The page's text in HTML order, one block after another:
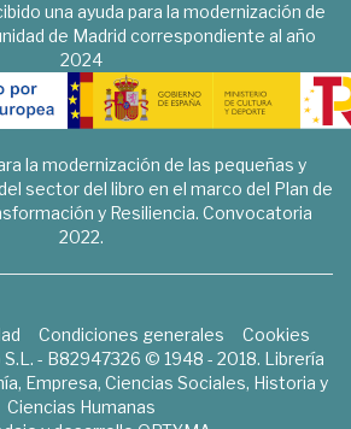
una ayuda para la modernización de
de Madrid correspondiente al año
2024
la modernización de las pequeñas y
sector del libro en el marco del Plan de
y Resiliencia. Convocatoria
2022.
Condiciones generales
Cookies
- B82947326 © 1948 - 2018. Librería
Empresa, Ciencias Sociales, Historia y
Ciencias Humanas